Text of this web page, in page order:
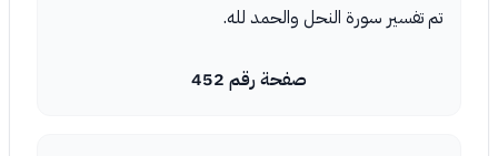
تم تفسير سورة النحل والحمد لله.
صفحة رقم 452